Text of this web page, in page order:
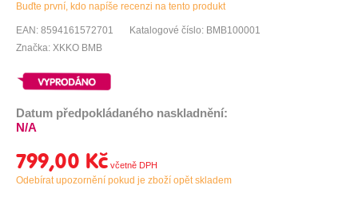
Buďte první, kdo napíše recenzi na tento produkt
EAN: 8594161572701
Katalogové číslo: BMB100001
Značka: XKKO BMB
Datum předpokládaného naskladnění:
N/A
799,00 Kč
Odebírat upozornění pokud je zboží opět skladem